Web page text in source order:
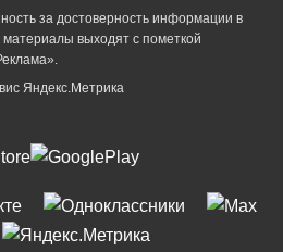
за достоверность информации в
выходят с пометкой
Яндекс.Метрика